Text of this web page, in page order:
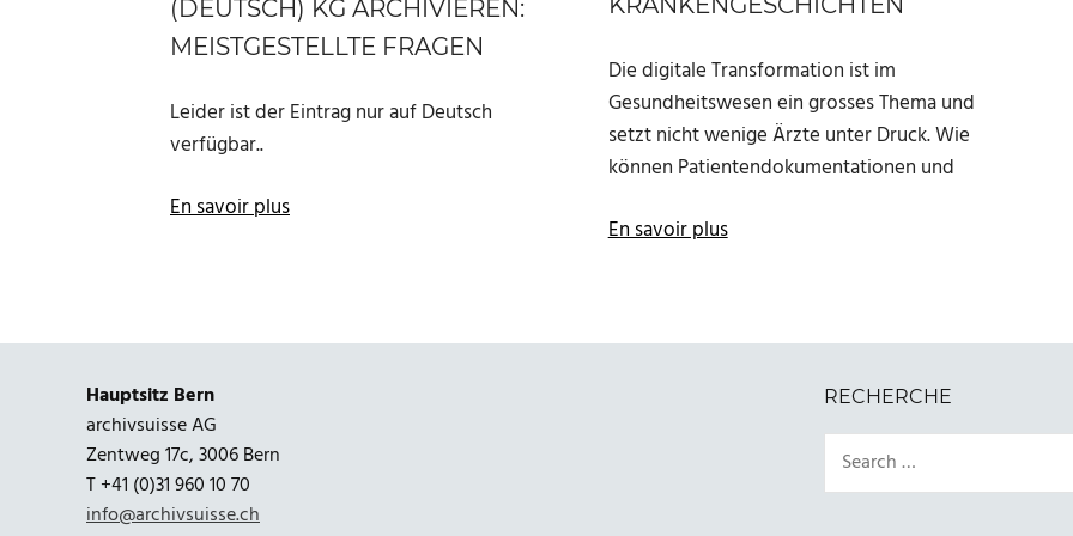
(DEUTSCH) KG ARCHIVIEREN:
MEISTGESTELLTE FRAGEN
Leider ist der Eintrag nur auf Deutsch
verfügbar..
En savoir plus
Die digitale Transformation ist im
Gesundheitswesen ein grosses Thema und
setzt nicht wenige Ärzte unter Druck. Wie
können Patientendokumentationen und
En savoir plus
Hauptsitz Bern
archivsuisse AG
Zentweg 17c, 3006 Bern
T +41 (0)31 960 10 70
info@archivsuisse.ch
RECHERCHE
for: